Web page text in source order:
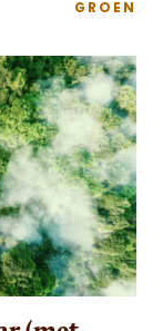
GROEN